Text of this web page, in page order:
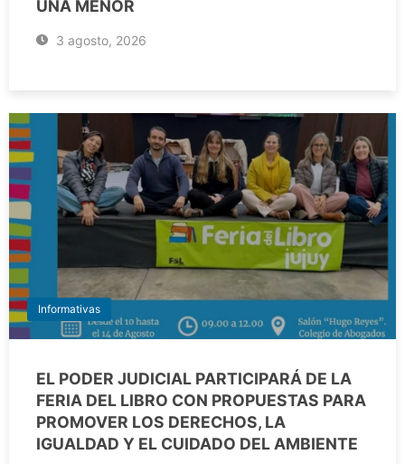
UNA MENOR
3 agosto, 2026
Informativas
EL PODER JUDICIAL PARTICIPARÁ DE LA
FERIA DEL LIBRO CON PROPUESTAS PARA
PROMOVER LOS DERECHOS, LA
IGUALDAD Y EL CUIDADO DEL AMBIENTE